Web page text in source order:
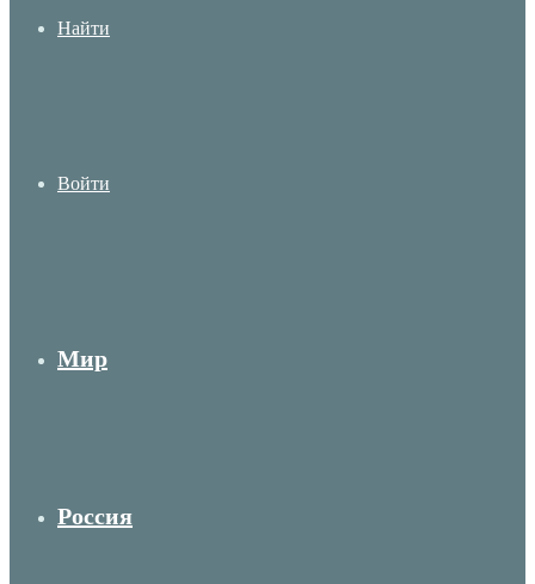
Найти
Войти
Мир
Россия